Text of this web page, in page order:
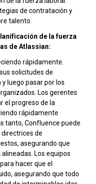
de contratación y
talento.
de la fuerza
de Atlassian:
rápidamente.
solicitudes de
luego pasar por los
Los gerentes
el progreso de la
rápidamente
tanto, Confluence puede
de
asegurando que
Los equipos
hacer que el
asegurando que todo